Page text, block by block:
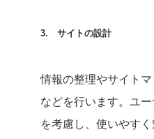
3. サイトの設計
情報の整理やサイト
などを行います。ユ
を考慮し、使いやす